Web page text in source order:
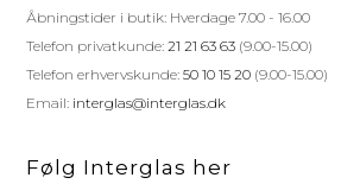
Åbningstider i butik: Hverdage 7.00 - 16.00
Telefon privatkunde:21 21 63 63 (9.00-15.00)
Telefon erhvervskunde:50 10 15 20 (9.00-15.00)
Email: interglas@interglas.dk
Følg Interglas her